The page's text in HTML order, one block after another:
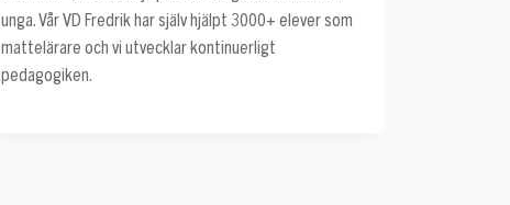
unga. Vår VD Fredrik har själv hjälpt 3000+ elever som
mattelärare och vi utvecklar kontinuerligt
pedagogiken.